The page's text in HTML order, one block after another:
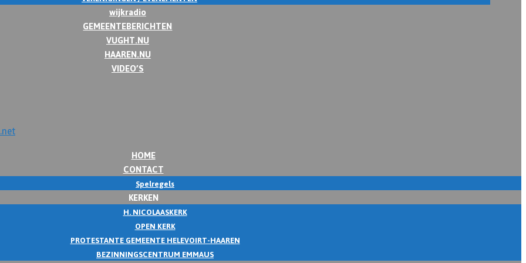
wijkradio
GEMEENTEBERICHTEN
VUGHT.NU
HAAREN.NU
VIDEO’S
HOME
CONTACT
Spelregels
KERKEN
H. NICOLAASKERK
OPEN KERK
PROTESTANTE GEMEENTE HELEVOIRT-HAAREN
BEZINNINGSCENTRUM EMMAUS